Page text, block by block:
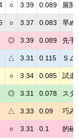
○ 3.39 0.089 展開
○ 3.37 0.083 早め
◎ 3.39 0.089 先手
△ 3.31 0.115 Ｓム
○ 3.34 0.085 試走
◎ 3.31 0.078 ス
△ 3.33 0.09 巧み
○ 3.31 0.1 的確